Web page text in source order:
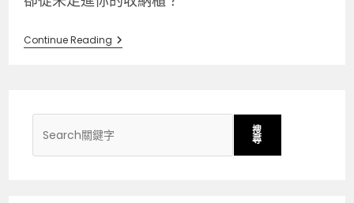
Continue Reading
搜
尋